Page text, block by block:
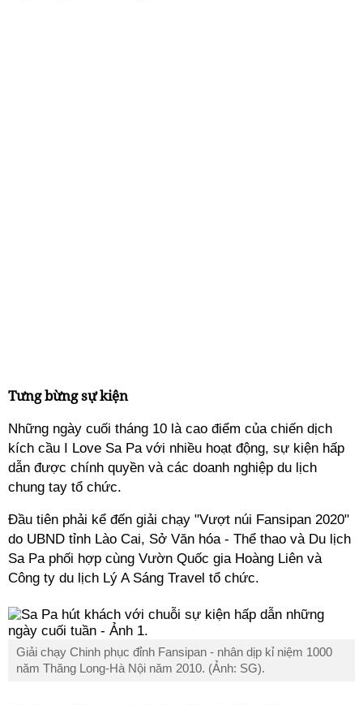
Tưng bừng sự kiện
Những ngày cuối tháng 10 là cao điểm của chiến dịch
kích cầu I Love Sa Pa với nhiều hoạt động, sự kiện hấp
dẫn được chính quyền và các doanh nghiệp du lịch
chung tay tổ chức.
Đầu tiên phải kể đến giải chạy "Vượt núi Fansipan 2020"
do UBND tỉnh Lào Cai, Sở Văn hóa - Thể thao và Du lịch
Sa Pa phối hợp cùng Vườn Quốc gia Hoàng Liên và
Công ty du lịch Lý A Sáng Travel tổ chức.
Giải chạy Chinh phục đỉnh Fansipan - nhân dịp kỉ niệm 1000
năm Thăng Long-Hà Nội năm 2010. (Ảnh: SG).